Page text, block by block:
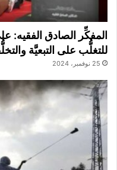
المفكِّر الصادق الفقيه:
للتغلُّب على التبعيَّة
25 نوفمبر، 2024